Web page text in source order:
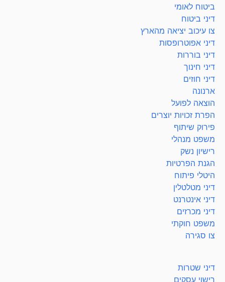
ביטוח לאומי
דיני ביטוח
צו עיכוב יציאה מהארץ
דיני אפוטרופסות
דיני בוררות
דיני חינוך
דיני חוזים
ארנונה
הוצאה לפועל
הפרת זכויות יוצרים
פירוק שיתוף
משפט מנהלי
רישיון נשק
הגנת הפרטיות
היטלי פיתוח
דיני מטלטלין
דיני אינטרנט
דיני מכרזים
משפט חוקתי
צו סגירה
דיני שטרות
רישוי עסקים